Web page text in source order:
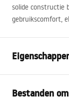
solide constructie
gebruikscomfort,
Bestanden